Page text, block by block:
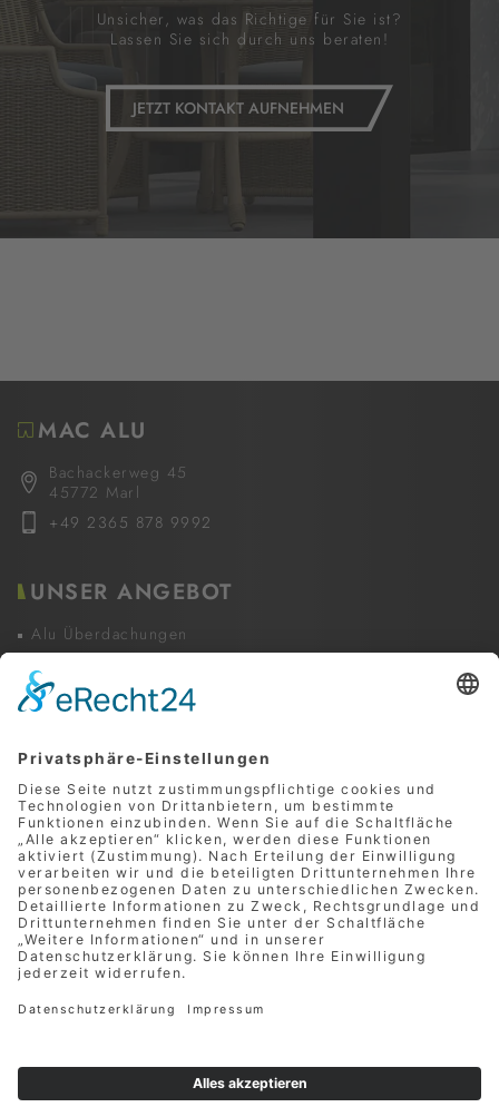
Unsicher, was das Richtige für Sie ist?
Lassen Sie sich durch uns beraten!
JETZT KONTAKT AUFNEHMEN
MAC ALU
Bachackerweg 45
45772 Marl
+49 2365 878 9992
UNSER ANGEBOT
Alu Überdachungen
Beschattungen
INFORMATIONEN
Unverbindliche Anfrage
Rabattaktionen
Zahlung & Versand
Kontakt
RECHTLICHES